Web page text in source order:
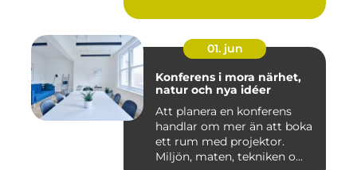
01. jun
Konferens i mora närhet,
natur och nya idéer
Att planera en konferens
handlar om mer än att boka
ett rum med projektor.
Miljön, maten, tekniken o...